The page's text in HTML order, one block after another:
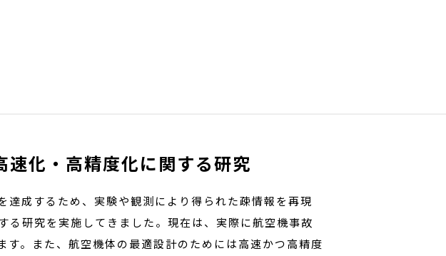
化・高精度化に関する研究
成するため、実験や観測により得られた疎情報を再現
研究を実施してきました。現在は、実際に航空機事故
。また、航空機体の最適設計のためには高速かつ高精度